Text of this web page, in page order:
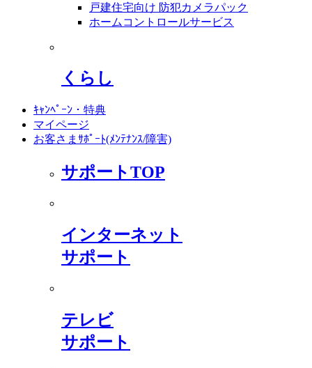
戸建住宅向け 防犯カメラパック
ホームコントロールサービス
くらし
ｷｬﾝﾍﾟｰﾝ・特典
マイページ
お客さまｻﾎﾟｰﾄ(ﾒﾝﾃﾅﾝｽ/障害)
サポートTOP
インターネット
サポート
テレビ
サポート